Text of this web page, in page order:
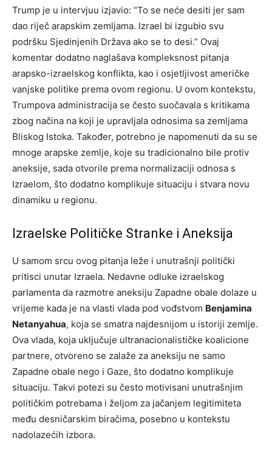
Trump je u intervjuu izjavio: “To se neće desiti jer sam
dao riječ arapskim zemljama. Izrael bi izgubio svu
podršku Sjedinjenih Država ako se to desi.” Ovaj
komentar dodatno naglašava kompleksnost pitanja
arapsko-izraelskog konflikta, kao i osjetljivost američke
vanjske politike prema ovom regionu. U ovom kontekstu,
Trumpova administracija se često suočavala s kritikama
zbog načina na koji je upravljala odnosima sa zemljama
Bliskog Istoka. Također, potrebno je napomenuti da su se
mnoge arapske zemlje, koje su tradicionalno bile protiv
aneksije, sada otvorile prema normalizaciji odnosa s
Izraelom, što dodatno komplikuje situaciju i stvara novu
dinamiku u regionu.
Izraelske Političke Stranke i Aneksija
U samom srcu ovog pitanja leže i unutrašnji politički
pritisci unutar Izraela. Nedavne odluke izraelskog
parlamenta da razmotre aneksiju Zapadne obale dolaze u
vrijeme kada je na vlasti vlada pod vođstvom Benjamina
Netanyahua, koja se smatra najdesnijom u istoriji zemlje.
Ova vlada, koja uključuje ultranacionalističke koalicione
partnere, otvoreno se zalaže za aneksiju ne samo
Zapadne obale nego i Gaze, što dodatno komplikuje
situaciju. Takvi potezi su često motivisani unutrašnjim
političkim potrebama i željom za jačanjem legitimiteta
među desničarskim biračima, posebno u kontekstu
nadolazećih izbora.